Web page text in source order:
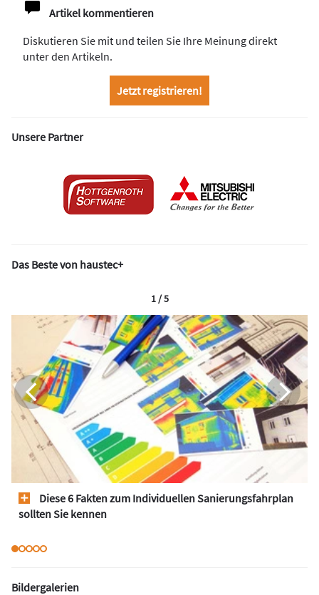
Artikel kommentieren
Diskutieren Sie mit und teilen Sie Ihre Meinung direkt
unter den Artikeln.
Jetzt registrieren!
Unsere Partner
Das Beste von haustec+
Diese 6 Fakten zum Individuellen Sanierungsfahrplan
sollten Sie kennen
1 / 5
Bildergalerien